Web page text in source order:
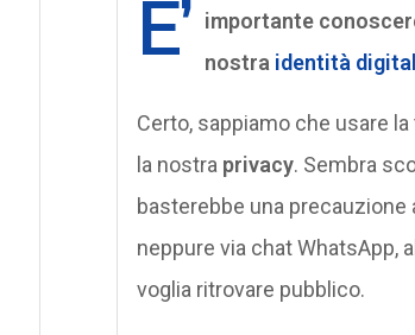
E’ importante
nostra identità
Certo, sappiamo che usare
la nostra privacy. Sembra
basterebbe una
neppure via chat WhatsApp,
voglia ritrovare pubblico.